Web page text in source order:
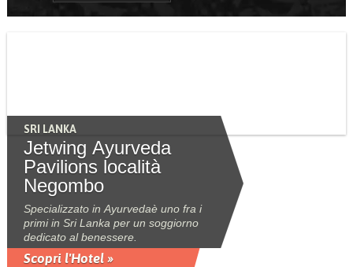
SRI LANKA
Jetwing Ayurveda
Pavilions località
Negombo
Specializzato in Ayurvedaè uno fra i
primi in Sri Lanka per un soggiorno
dedicato al benessere.
Scopri l'Hotel »